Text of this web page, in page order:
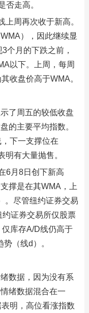
否走高。
周再次收于新高。
），因此继续显
个月的下跌之前，
以下。上周，每周
收盘价高于WMA。
了周五的较低收盘
的主要平均指数。
下一支撑位在
有大量抛售。
6月8日创下新高
撑是在其WMA，上
。尽管纽约证券交易
证券交易所仅股票
库存A/D线仍高于
（线d）。
数据，因为没有系
绪数据混合在一
明，高位看涨指数